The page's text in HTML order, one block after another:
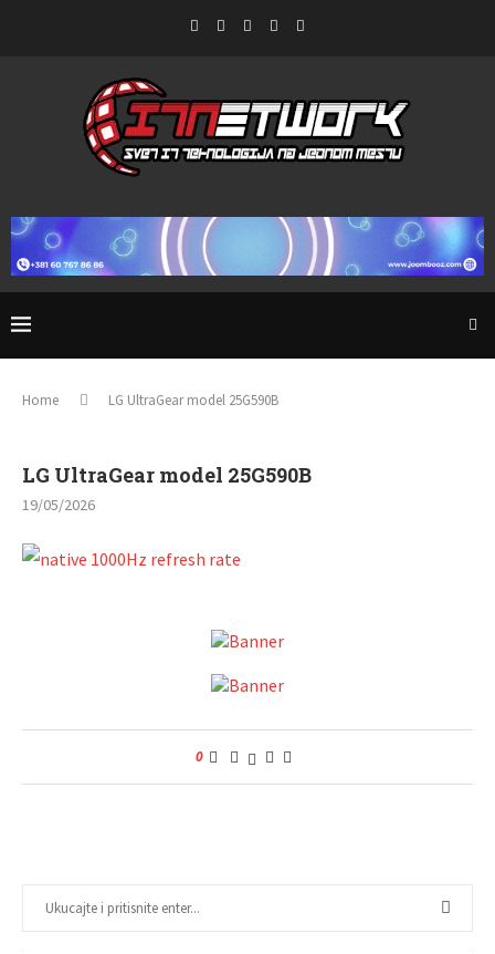
Home LG UltraGear model 25G590B
LG UltraGear model 25G590B
19/05/2026
0